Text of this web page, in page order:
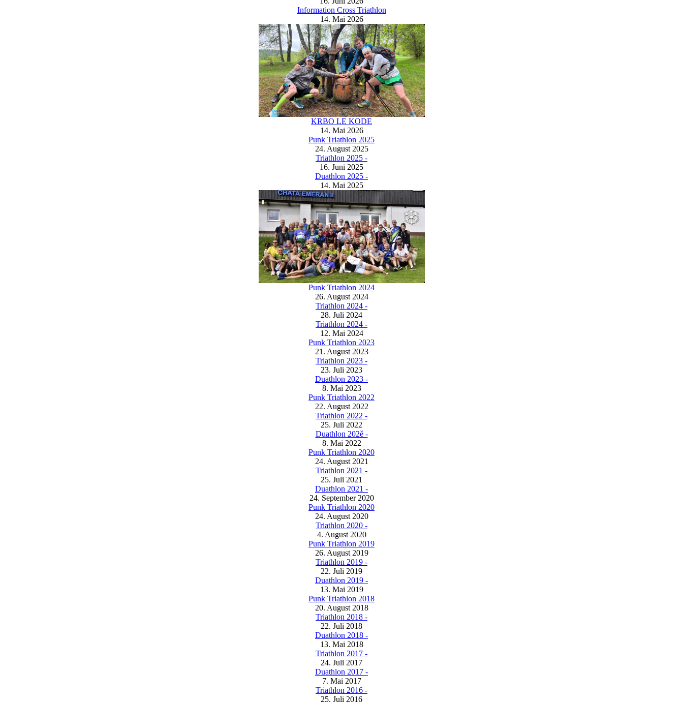
Information Cross Triathlon
14. Mai 2026
KRBO LE KODE
14. Mai 2026
Punk Triathlon 2025
24. August 2025
Triathlon 2025 -
16. Juni 2025
Duathlon 2025 -
14. Mai 2025
Punk Triathlon 2024
26. August 2024
Triathlon 2024 -
28. Juli 2024
Triathlon 2024 -
12. Mai 2024
Punk Triathlon 2023
21. August 2023
Triathlon 2023 -
23. Juli 2023
Duathlon 2023 -
8. Mai 2023
Punk Triathlon 2022
22. August 2022
Triathlon 2022 -
25. Juli 2022
Duathlon 202ě -
8. Mai 2022
Punk Triathlon 2020
24. August 2021
Triathlon 2021 -
25. Juli 2021
Duathlon 2021 -
24. September 2020
Punk Triathlon 2020
24. August 2020
Triathlon 2020 -
4. August 2020
Punk Triathlon 2019
26. August 2019
Triathlon 2019 -
22. Juli 2019
Duathlon 2019 -
13. Mai 2019
Punk Triathlon 2018
20. August 2018
Triathlon 2018 -
22. Juli 2018
Duathlon 2018 -
13. Mai 2018
Triathlon 2017 -
24. Juli 2017
Duathlon 2017 -
7. Mai 2017
Triathlon 2016 -
25. Juli 2016